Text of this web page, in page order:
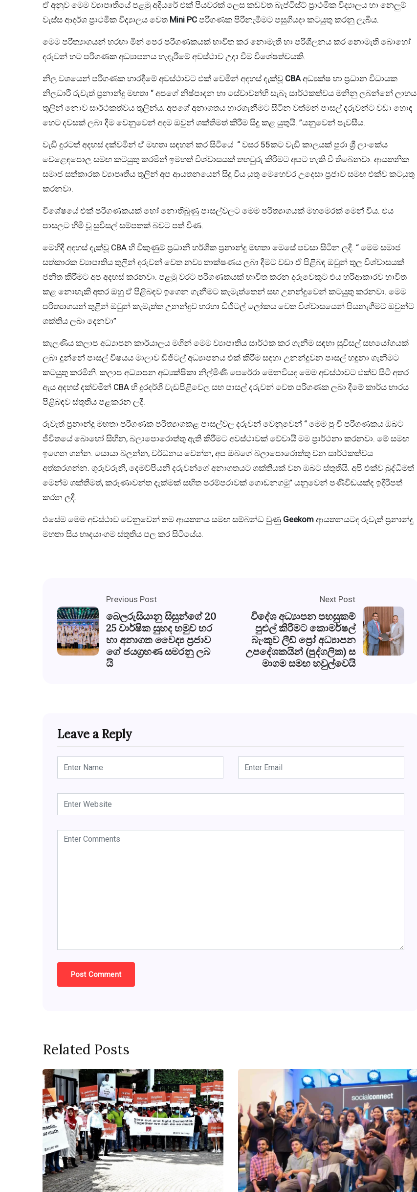
ඒ අනුව මෙම ව්‍යාපෘතියේ පළමු අදියරේ එක් පියවරක් ලෙස කඩවත බැප්ටිස්ට් ප්‍රාථමික විද්‍යාලය හා නෙලුම්
වැස්ස ආදර්ශ ප්‍රාථමික විද්‍යාලය වෙත Mini PC පරිගණක පිරිනැමීමට පසුගියදා කටයුතු කරනු ලැබීය.
මෙම පරිත්‍යාගයන් හරහා මින් පෙර පරිගණකයක් භාවිත කර නොමැති හා පරිශීලනය කර නොමැති බොහෝ
දරුවන් හට පරිගණක අධ්‍යාපනය හැදැරීමේ අවස්ථාව උදා වීම විශේෂත්වයකි.
නිල වශයෙන් පරිගණක භාරදීමේ අවස්ථාවට එක් වෙමින් අදහස් දැක්වූ CBAඅධ්‍යක්ෂ හා ප්‍රධාන විධායක
නිලධාරී රුවැත් ප්‍රනාන්දු මහතා “ අපගේ නිෂ්පාදන හා සේවාවන්හි සැබෑ සාර්ථකත්වය මනිනු ලබන්නේ ලාභය
තුලින් නොව සාර්ථකත්වය තුලින්ය. අපගේ අනාගතය භාරගැනීමට සිටින වත්මන් පාසල් දරුවන්ට වඩා හොඳ
හෙට දවසක් ලබා දීම වෙනුවෙන් අදම ඔවුන් ශක්තිමත් කිරීම සිදු කළ යුතුයි. ”යනුවෙන් පැවසීය.
වැඩි දුරටත් අදහස් දක්වමින් ඒ මහතා සඳහන් කර සිටියේ “ වසර 55කට වැඩි කාලයක් පුරා ශ්‍රී ලාංකේය
වෙළෙඳපොල සමඟ කටයුතු කරමින් ඉමහත් විශ්වාසයක් තහවුරු කිරීමට අපට හැකි වී තිබෙනවා. ආයතනික
සමාජ සත්කාරක ව්‍යාපෘතිය තුලින් අප ආයතනයෙන් සිදු විය යුතු මෙහෙවර උදෙසා ප්‍රජාව සමඟ එක්ව කටයුතු
කරනවා.
විශේෂයේ එක් පරිගණකයක් හෝ නොතිබුණු පාසල්වලට මෙම පරිත්‍යාගයක් මහමෙරක් මෙන් විය. එය
පාසලට හිමි වූ සුවිසල් සම්පතක් බවට පත් විණ.
මෙහිදී අදහස් දැක්වූ CBA හි විකුණුම් ප්‍රධානී හර්ශික ප්‍රනාන්දු මහතා මෙසේ පවසා සිටින ලදී. “ මෙම සමාජ
සත්කාරක ව්‍යාපෘතිය තුලින් දරුවන් වෙත නව්‍ය තාක්ෂණය ලබා දීමට වඩා ඒ පිළිබඳ ඔවුන් තුල විශ්වාසයක්
ජනිත කිරීමට අප අදහස් කරනවා. පළමු වරට පරිගණකයක් භාවිත කරන දරුවෙකුට එය හරිආකාරව භාවිත
කළ නොහැකි අතර ඔහු ඒ පිළිබඳව ඉගෙන ගැනීමට කැමැත්තෙන් සහ උනන්දුවෙන් කටයුතු කරනවා. මෙම
පරිත්‍යාගයන් තුළින් ඔවුන් කැමැත්ත උනන්දුව හරහා ඩිජිටල් ලෝකය වෙත විශ්වාසයෙන් පියනැගීමට ඔවුන්ට
ශක්තිය ලබා දෙනවා”
කැලණිය කලාප අධ්‍යාපන කාර්යාලය මගින් මෙම ව්‍යාපෘතිය සාර්ථක කර ගැනීම සඳහා සුවිසල් සහයෝගයක්
ලබා දුන්නේ පාසල් විෂයය මාලාව ඩිජිටල් අධ්‍යාපනය එක් කිරීම සඳහා උනන්දුවන පාසල් හඳුනා ගැනීමට
කටයුතු කරමිනි. කලාප අධ්‍යාපන අධ්‍යක්ෂිකා නිල්මිණි පෙරේරා මෙනවියද මෙම අවස්ථාවට එක්ව සිටි අතර
ඇය අදහස් දක්වමින් CBA හි දූරදර්ශී වැඩපිළිවෙල සහ පාසල් දරුවන් වෙත පරිගණක ලබා දීමේ කාර්ය භාරය
පිළිබඳව ස්තුතිය පළකරන ලදී.
රුවැත් ප්‍රනාන්දු මහතා පරිගණක පරිත්‍යාගකළ පාසල්වල දරුවන් වෙනුවෙන් “ මෙම පුංචි පරිගණකය ඔබට
ජීවිතයේ බොහෝ සිහින, බලාපොරොත්තු ඇති කිරීමට අවස්ථාවක් වේවායි මම ප්‍රාර්ථනා කරනවා. මේ සමඟ
ඉගෙන ගන්න. සොයා බලන්න, වර්ධනය වෙන්න, අප ඔබගේ බලාපොරොත්තු වන සාර්ථකත්වය
අත්කරගන්න. ගුරුවරුනි, දෙමව්පියනි දරුවන්ගේ අනාගතයට ශක්තියක් වන ඔබට ස්තුතියි. අපි එක්ව බුද්ධිමත්
මෙන්ම ශක්තිමත්, කරුණාවන්ත දැක්මක් සහිත පරම්පරාවක් ගොඩනගමු” යනුවෙන් පණිවිඩයක්ද ඉදිරිපත්
කරන ලදී.
එසේම මෙම අවස්ථාව වෙනුවෙන් තම ආයතනය සමඟ සම්බන්ධ වුණු Geekom ආයතනයටද රුවැත් ප්‍රනාන්දු
මහතා සිය හෘදයාංගම ස්තුතිය පල කර සිටියේය.
Previous Post
බෙලරුසියානු සිසුන්ගේ 20
25 වාර්ෂික සුහද හමුව හර
හා අනාගත වෛද්‍ය ප්‍රජාව
ගේ ජයග්‍රහණ සමරනු ලබ
යි
Next Post
විදේශ අධ්‍යාපන පහසුකම්
පුළුල් කිරීමට කොමර්ෂල්
බැංකුව ලීඩ් ප්‍රෝ අධ්‍යාපන
උපදේශකයින් (පුද්ගලික) ස
මාගම සමඟ හවුල්වෙයි
Leave a Reply
Related Posts